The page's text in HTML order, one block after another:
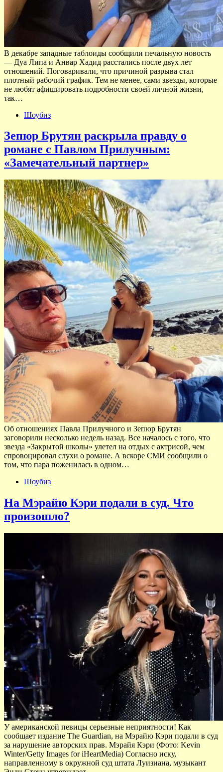
В декабре западные таблоиды сообщили печальную новость
— Дуа Липа и Анвар Хадид расстались после двух лет
отношений. Поговаривали, что причиной разрыва стал
плотный рабочий график. Тем не менее, сами звезды, которые
не любят афишировать подробности своей личной жизни,
так…
Шоубиз
Зепюр Брутян раскрыла правду о
романе с Павлом Прилучным:
«Замечательный партнер»
Об отношениях Павла Прилучного и Зепюр Брутян
заговорили несколько недель назад. Все началось с того, что
звезда «Закрытой школы» улетел на отдых с актрисой, чем
спровоцировал слухи о романе. А вскоре СМИ сообщили о
том, что пара поженилась в одном…
Шоубиз
На Мэрайю Кэри подали в суд. Что
произошло?
У американской певицы серьезные неприятности! Как
сообщает издание The Guardian, на Мэрайю Кэри подали в суд
за нарушение авторских прав. Мэрайя Кэри (Фото: Kevin
Winter/Getty Images for iHeartMedia) Согласно иску,
направленному в окружной суд штата Луизиана, музыкант